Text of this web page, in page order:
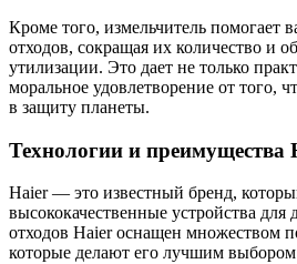
Кроме того, измельчитель помогает
отходов, сокращая их количество и
утилизации. Это дает не только
моральное удовлетворение от того,
в защиту планеты.
Технологии и преимущества
Haier — это известный бренд,
высококачественные устройства для
отходов Haier оснащен множеством
которые делают его лучшим